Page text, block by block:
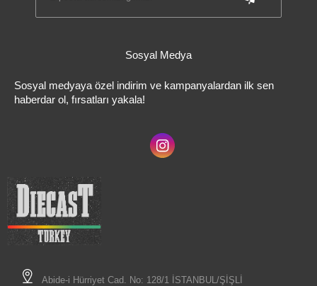
Sosyal Medya
Sosyal medyaya özel indirim ve kampanyalardan ilk sen
haberdar ol, fırsatları yakala!
Abide-i Hürriyet Cad. No: 128/1 İSTANBUL/ŞİŞLİ